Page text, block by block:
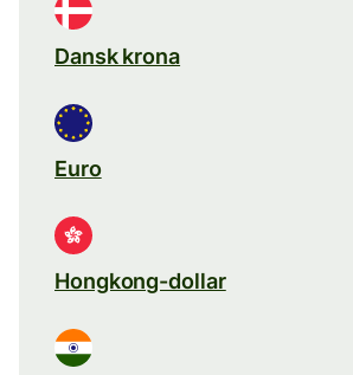
Dansk krona
Euro
Hongkong-dollar